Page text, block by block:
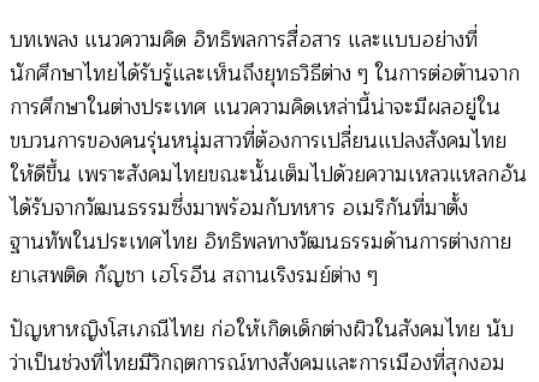
บทเพลง แนวความคิด อิทธิพลการสื่อสาร และแบบอย่างที่
นักศึกษาไทยได้รับรู้และเห็นถึงยุทธวิธีต่าง ๆ ในการต่อต้านจาก
การศึกษาในต่างประเทศ แนวความคิดเหล่านี้น่าจะมีผลอยู่ใน
ขบวนการของคนรุ่นหนุ่มสาวที่ต้องการเปลี่ยนแปลงสังคมไทย
ให้ดีขึ้น เพราะสังคมไทยขณะนั้นเต็มไปด้วยความเหลวแหลกอัน
ได้รับจากวัฒนธรรมซึ่งมาพร้อมกับทหาร อเมริกันที่มาตั้ง
ฐานทัพในประเทศไทย อิทธิพลทางวัฒนธรรมด้านการต่างกาย
ยาเสพติด กัญชา เฮโรอีน สถานเริงรมย์ต่าง ๆ
ปัญหาหญิงโสเภณีไทย ก่อให้เกิดเด็กต่างผิวในสังคมไทย นับ
ว่าเป็นช่วงที่ไทยมีวิกฤตการณ์ทางสังคมและการเมืองที่สุกงอม